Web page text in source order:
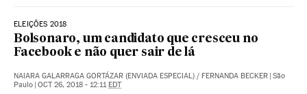
ELEIÇÕES 2018
Bolsonaro, um candidato que cresceu no
Facebook e não quer sair de lá
NAIARA GALARRAGA GORTÁZAR (ENVIADA ESPECIAL) / FERNANDA BECKER | São
Paulo | OCT 26, 2018 - 12:11EDT